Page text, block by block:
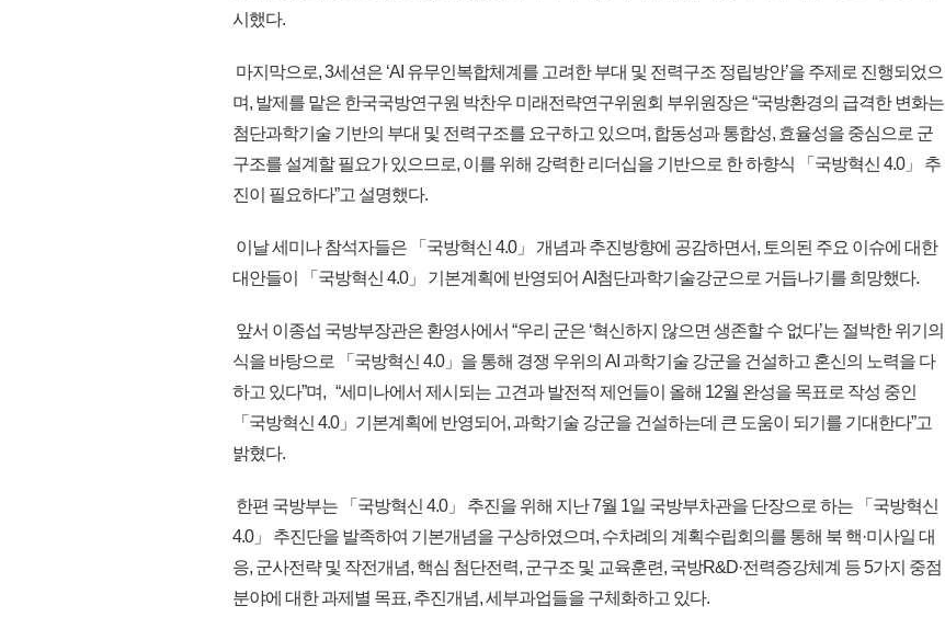
시했다.
마지막으로, 3세션은 ‘AI 유무인복합체계를 고려한 부대 및 전력구조 정립방안’을 주제로 진행되었으
며, 발제를 맡은 한국국방연구원 박찬우 미래전략연구위원회 부위원장은 “국방환경의 급격한 변화는
첨단과학기술 기반의 부대 및 전력구조를 요구하고 있으며, 합동성과 통합성, 효율성을 중심으로 군
구조를 설계할 필요가 있으므로, 이를 위해 강력한 리더십을 기반으로 한 하향식 「국방혁신 4.0」 추
진이 필요하다”고 설명했다.
이날 세미나 참석자들은 「국방혁신 4.0」 개념과 추진방향에 공감하면서, 토의된 주요 이슈에 대한
대안들이 「국방혁신 4.0」 기본계획에 반영되어 AI첨단과학기술강군으로 거듭나기를 희망했다.
앞서 이종섭 국방부장관은 환영사에서 “우리 군은 ‘혁신하지 않으면 생존할 수 없다’는 절박한 위기의
식을 바탕으로 「국방혁신 4.0」을 통해 경쟁 우위의 AI 과학기술 강군을 건설하고 혼신의 노력을 다
하고 있다”며, “세미나에서 제시되는 고견과 발전적 제언들이 올해 12월 완성을 목표로 작성 중인
「국방혁신 4.0」기본계획에 반영되어, 과학기술 강군을 건설하는데 큰 도움이 되기를 기대한다”고
밝혔다.
한편 국방부는 「국방혁신 4.0」 추진을 위해 지난 7월 1일 국방부차관을 단장으로 하는 「국방혁신
4.0」 추진단을 발족하여 기본개념을 구상하였으며, 수차례의 계획수립회의를 통해 북 핵·미사일 대
응, 군사전략 및 작전개념, 핵심 첨단전력, 군구조 및 교육훈련, 국방R&D·전력증강체계 등 5가지 중점
분야에 대한 과제별 목표, 추진개념, 세부과업들을 구체화하고 있다.